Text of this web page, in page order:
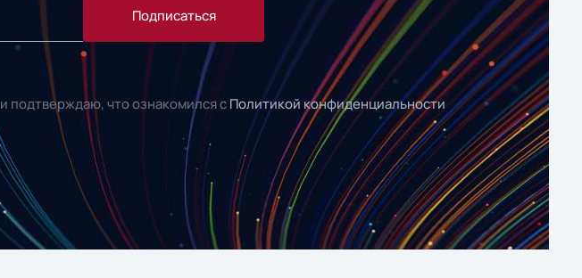
Подписаться
и подтверждаю, что ознакомился с Политикой конфиденциальности